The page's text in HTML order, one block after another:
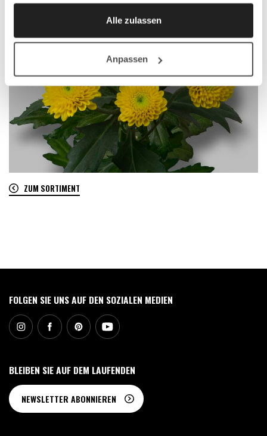
Alle zulassen
Anpassen
ZUM SORTIMENT
FOLGEN SIE UNS AUF DEN SOZIALEN MEDIEN
BLEIBEN SIE AUF DEM LAUFENDEN
NEWSLETTER ABONNIEREN